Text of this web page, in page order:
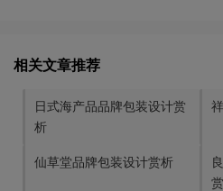
相关文章推荐
日式海产品品牌包装设计赏
析
仙草堂品牌包装设计赏析